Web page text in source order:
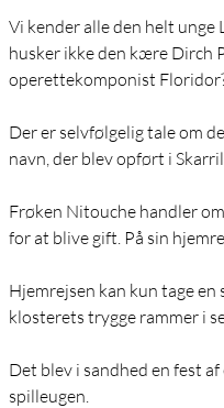
Vi kender alle den helt
husker ikke den kære Dirch
operettekomponist
Der er selvfølgelig tale om
navn, der blev opført i
Frøken Nitouche handler
for at blive gift. På sin
Hjemrejsen kan kun tage
klosterets trygge rammer i
Det blev i sandhed en fest
spilleugen.